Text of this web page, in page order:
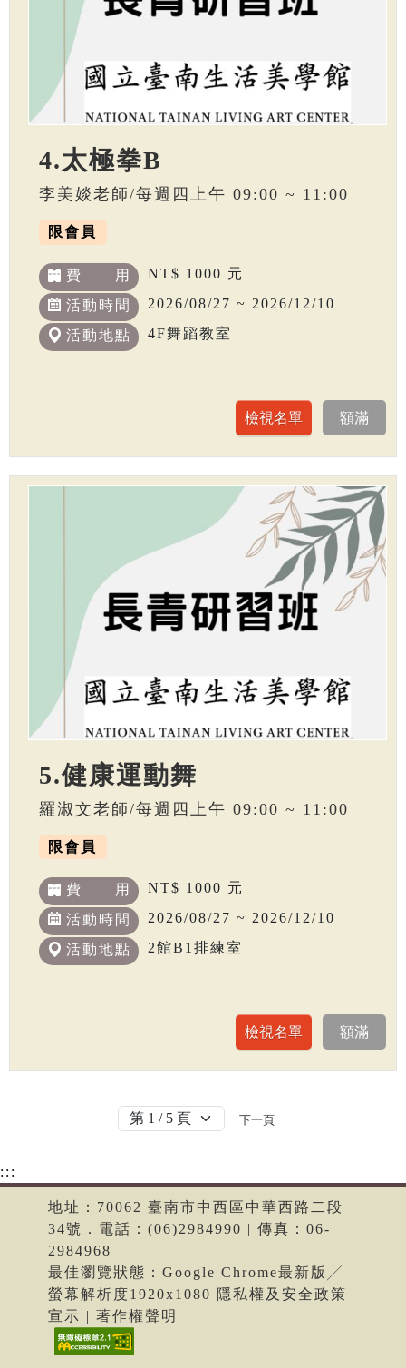
4.太極拳B
李美婒老師/每週四上午 09:00 ~ 11:00
限會員
費 用 NT$ 1000 元
活動時間 2026/08/27 ~ 2026/12/10
活動地點 4F舞蹈教室
5.健康運動舞
羅淑文老師/每週四上午 09:00 ~ 11:00
限會員
費 用 NT$ 1000 元
活動時間 2026/08/27 ~ 2026/12/10
活動地點 2館B1排練室
下一頁
:::
地址：70062 臺南市中西區中華西路二段
34號．電話：(06)2984990 | 傳真：06-
2984968
最佳瀏覽狀態：Google Chrome最新版╱
螢幕解析度1920x1080 隱私權及安全政策
宣示 | 著作權聲明